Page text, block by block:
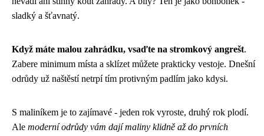
sladký a šťavnatý.
Když máte malou zahrádku, vsaďte na stromkový angrešt.
Zabere minimum místa a sklízet můžete prakticky vestoje. Dnešní
odrůdy už naštěstí netrpí tím protivným padlím jako kdysi.
S maliníkem je to zajímavé - jeden rok vyroste, druhý rok plodí.
Ale moderní odrůdy vám dají maliny klidně až do prvních